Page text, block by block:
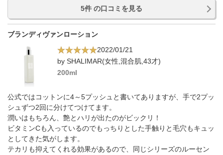
5件 の口コミを見る
ブランディヴァンローション
2022/01/21
by SHALIMAR(女性,混合肌,43才)
200ml
公式ではコットンに4～5プッシュと書いてありますが、手で2プッ
シュずつ2回に分けてつけてます。
潤いはもちろん、艶とハリが出たのがビックリ！
ビタミンCも入っているのでもっちりとした手触りと毛穴もキュッ
としてきた気がします。
テカリも抑えてくれる効果があるので、同じシリーズのルーセン